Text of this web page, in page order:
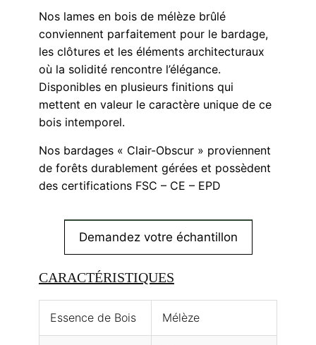
Nos lames en bois de mélèze brûlé
conviennent parfaitement pour le bardage,
les clôtures et les éléments architecturaux
où la solidité rencontre l’élégance.
Disponibles en plusieurs finitions qui
mettent en valeur le caractère unique de ce
bois intemporel.
Nos bardages « Clair-Obscur » proviennent
de forêts durablement gérées et possèdent
des certifications FSC – CE – EPD
Demandez votre échantillon
CARACTÉRISTIQUES
Essence de Bois Mélèze